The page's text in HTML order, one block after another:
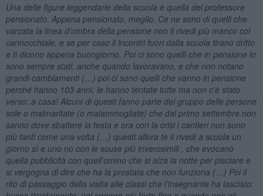
Una delle figure leggendarie della scuola è quella del professore
pensionato. Appena pensionato, meglio. Ce ne sono di quelli che
varcata la linea d’ombra della pensione non li rivedi più manco col
cannocchiale, e se per caso li incontri fuori dalla scuola tirano dritto
e ti dicono appena buongiorno. Poi ci sono quelli che in pensione lo
sono sempre stati, anche quando lavoravano, e che non notano
grandi cambiamenti (…) poi ci sono quelli che vanno in pensione
perché hanno 103 anni, le hanno tentate tutte ma non c’è stato
verso: a casa! Alcuni di questi fanno parte del gruppo delle persone
sole o malmaritate (o malammogliate) che dal primo settembre non
sanno dove sbattere la testa e ora con la crisi i cantieri non sono
più tanti come una volta (…) questi allora te li rivedi a scuola un
giorno sì e uno no con le scuse più inverosimili , che evocano
quella pubblicità con quell’omino che si alza la notte per pisciare e
si vergogna di dire che ha la prostata che non funziona (…) Poi il
rito di passaggio della visita alle classi che l’insegnante ha lasciato: